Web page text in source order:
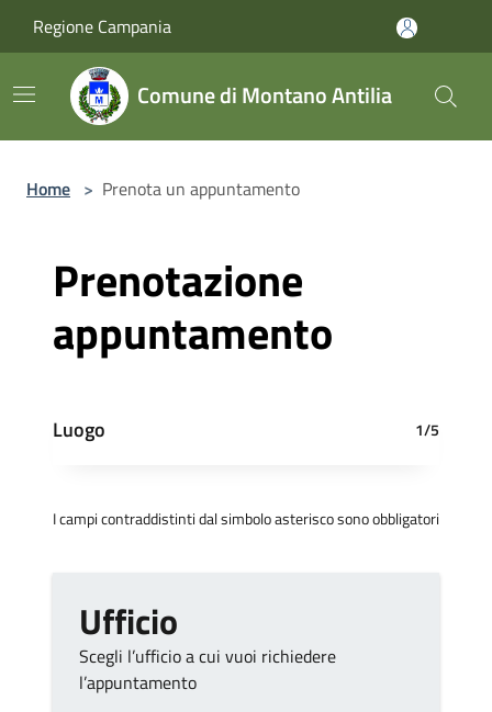
Regione Campania
Comune di Montano Antilia
Home > Prenota un appuntamento
Prenotazione
appuntamento
Luogo 1/5
I campi contraddistinti dal simbolo asterisco sono obbligatori
Ufficio
Scegli l’ufficio a cui vuoi richiedere
l’appuntamento